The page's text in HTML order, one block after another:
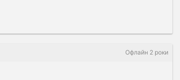
Офлайн 2 роки